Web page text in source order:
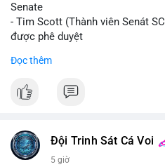
Senate
- Tim Scott (Thành viên Senát
được phê duyệt
trình
#vlikevn #titanbot
Đọc thêm
Đội Trinh Sát Cá Voi
5 giờ